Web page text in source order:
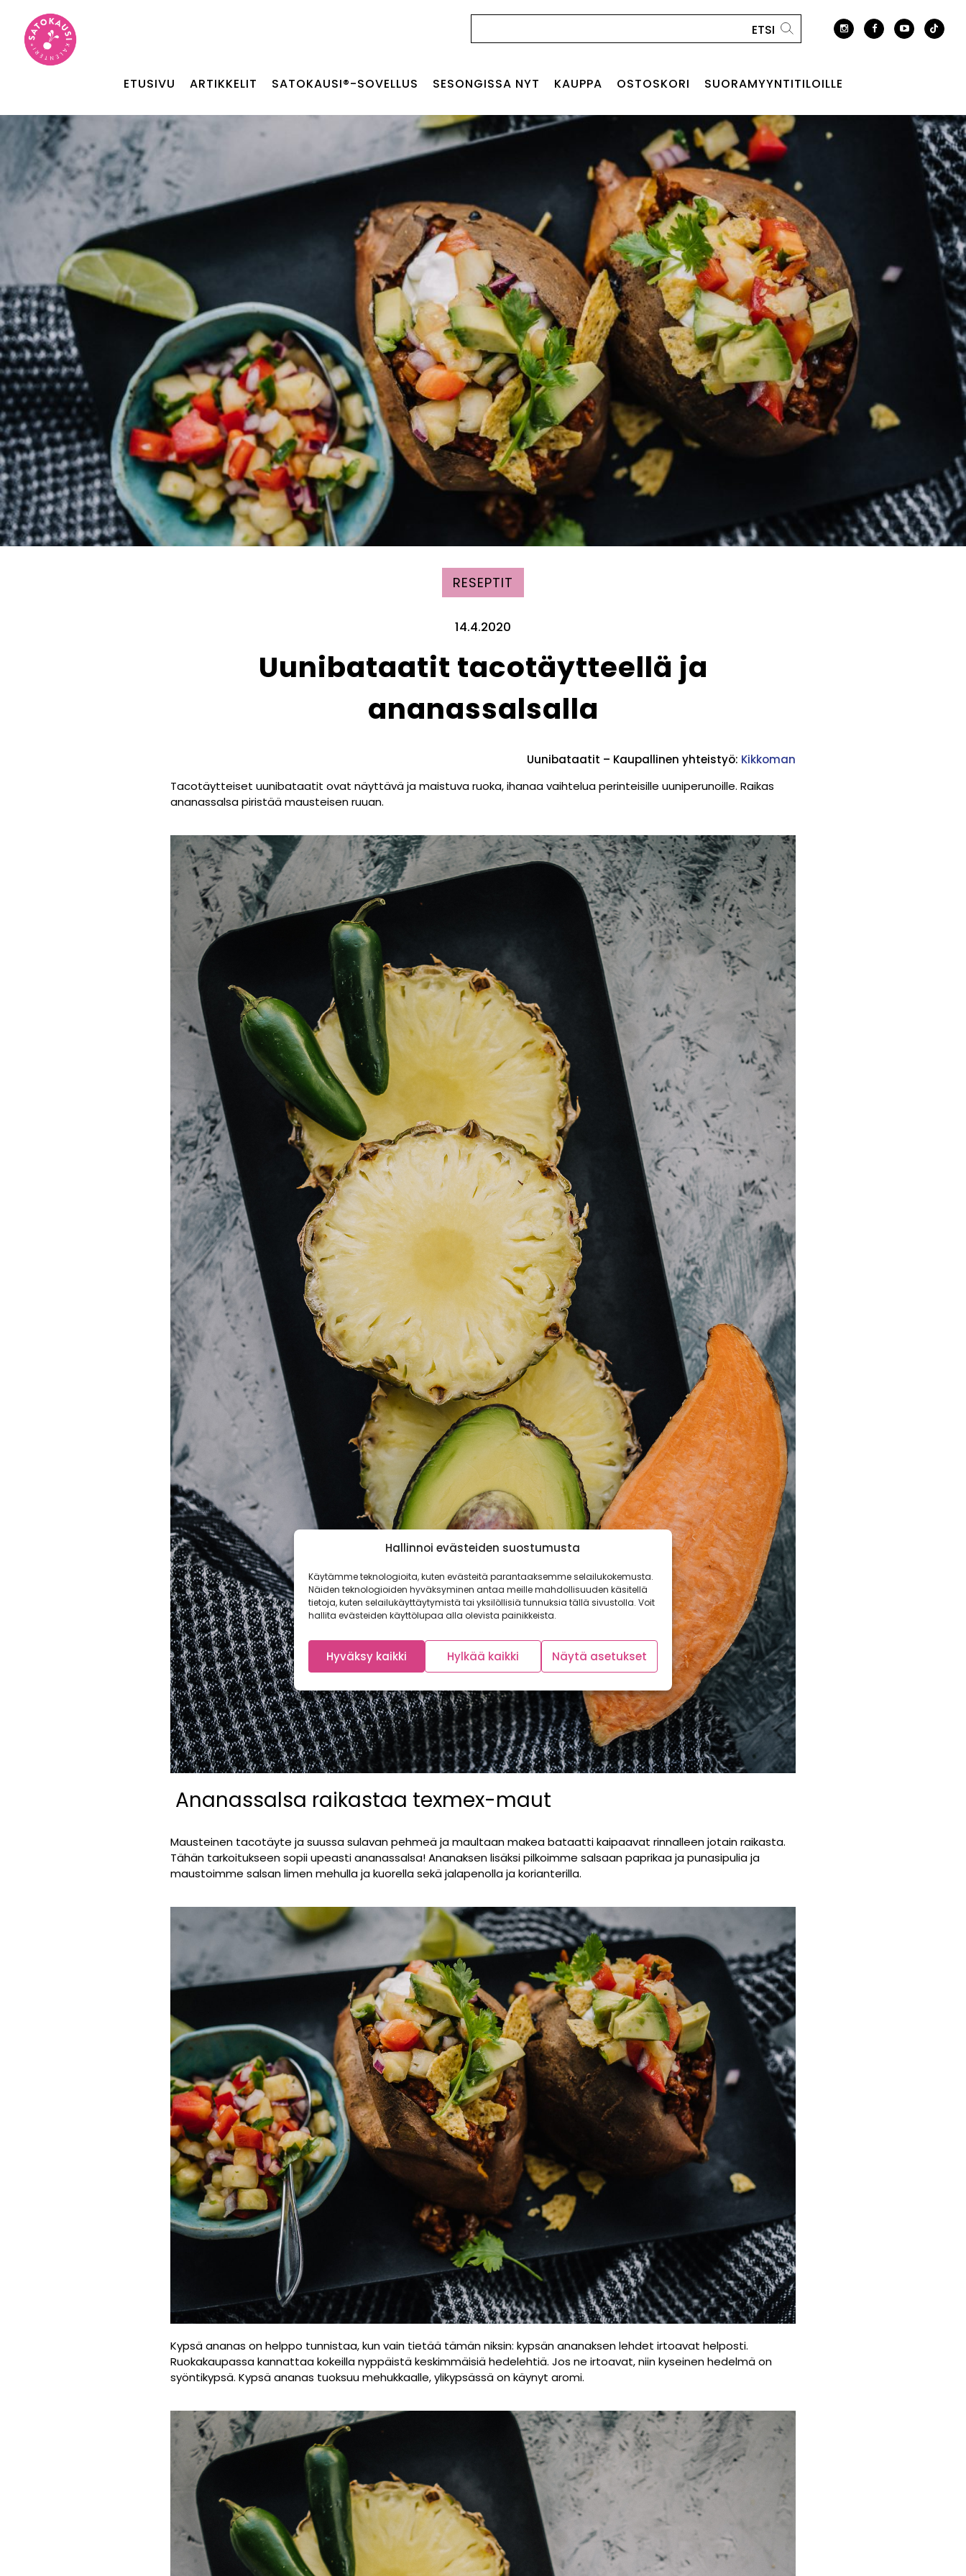
Hallinnoi evästeiden suostumusta
Käytämme teknologioita, kuten evästeitä parantaaksemme selailukokemusta.
Näiden teknologioiden hyväksyminen antaa meille mahdollisuuden käsitellä
tietoja, kuten selailukäyttäytymistä tai yksilöllisiä tunnuksia tällä sivustolla. Voit
hallita evästeiden käyttölupaa alla olevista painikkeista.
Hyväksy kaikki Hylkää kaikki Näytä asetukset
ETUSIVU ARTIKKELIT SATOKAUSI®-SOVELLUS SESONGISSA NYT KAUPPA OSTOSKORI SUORAMYYNTITILOILLE
RESEPTIT
14.4.2020
Uunibataatit tacotäytteellä ja
ananassalsalla
Uunibataatit – Kaupallinen yhteistyö: Kikkoman
Tacotäytteiset uunibataatit ovat näyttävä ja maistuva ruoka, ihanaa vaihtelua perinteisille uuniperunoille. Raikas
ananassalsa piristää mausteisen ruuan.
Ananassalsa raikastaa texmex-maut
Mausteinen tacotäyte ja suussa sulavan pehmeä ja maultaan makea bataatti kaipaavat rinnalleen jotain raikasta.
Tähän tarkoitukseen sopii upeasti ananassalsa! Ananaksen lisäksi pilkoimme salsaan paprikaa ja punasipulia ja
maustoimme salsan limen mehulla ja kuorella sekä jalapenolla ja korianterilla.
Kypsä ananas on helppo tunnistaa, kun vain tietää tämän niksin: kypsän ananaksen lehdet irtoavat helposti.
Ruokakaupassa kannattaa kokeilla nyppäistä keskimmäisiä hedelehtiä. Jos ne irtoavat, niin kyseinen hedelmä on
syöntikypsä. Kypsä ananas tuoksuu mehukkaalle, ylikypsässä on käynyt aromi.